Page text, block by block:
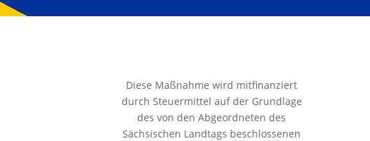
Diese Maßnahme wird mitfinanziert
durch Steuermittel auf der Grundlage
des von den Abgeordneten des
Sächsischen Landtags beschlossenen